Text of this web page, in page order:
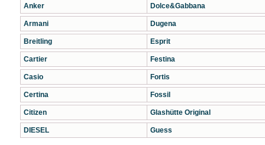
Anker
Armani
Breitling
Cartier
Casio
Certina
Citizen
DIESEL
Dolce&Gabbana
Dugena
Esprit
Festina
Fortis
Fossil
Glashütte Original
Guess